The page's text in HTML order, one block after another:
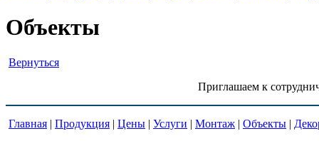
Объекты
Вернуться
Приглашаем к
Главная | Продукция | Цены | Услуги | Монтаж | Объекты |